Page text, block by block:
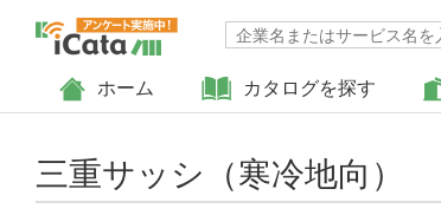
ホーム カタログを探す
三重サッシ（寒冷地向）